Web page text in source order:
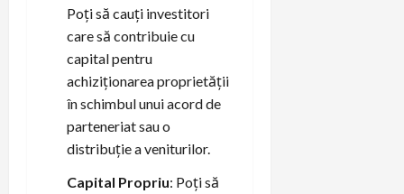
Poți să cauți investitori
care să contribuie cu
capital pentru
achiziționarea proprietății
în schimbul unui acord de
parteneriat sau o
distribuție a veniturilor.
Capital Propriu: Poți să